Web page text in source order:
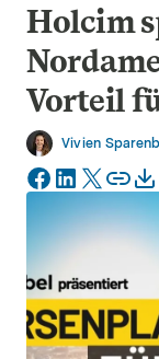
Holcim
Vorteil
Vivien